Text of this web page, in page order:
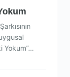
Yokum”…